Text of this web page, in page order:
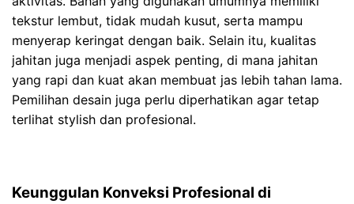
tekstur lembut, tidak mudah kusut, serta mampu
menyerap keringat dengan baik. Selain itu, kualitas
jahitan juga menjadi aspek penting, di mana jahitan
yang rapi dan kuat akan membuat jas lebih tahan lama.
Pemilihan desain juga perlu diperhatikan agar tetap
terlihat stylish dan profesional.
Keunggulan Konveksi Profesional di